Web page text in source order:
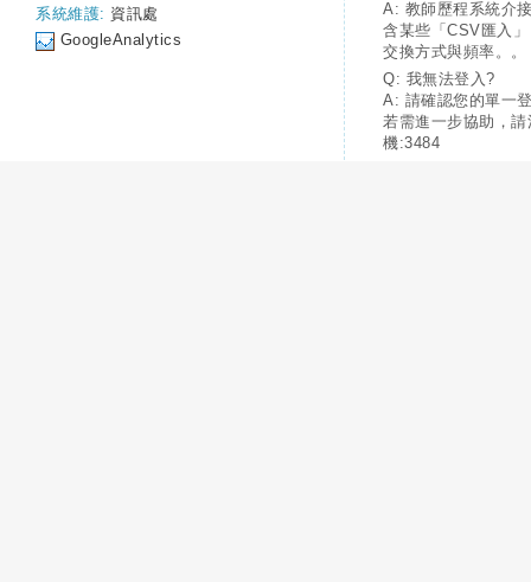
系統維護: 資訊處
GoogleAnalytics
A: 教師歷程系統介
含某些「CSV匯入
交換方式與頻率。。
Q: 我無法登入?
A: 請確認您的單一
若需進一步協助，
機:3484